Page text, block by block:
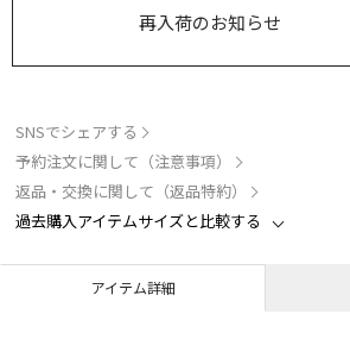
再入荷のお知らせ
SNSでシェアする
予約注文に関して（注意事項）
返品・交換に関して（返品特約）
過去購入アイテムサイズと比較する
アイテム詳細